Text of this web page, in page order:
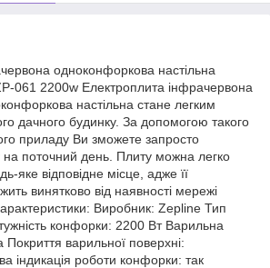
одноконфоркова настільна
061 2200w Електроплита інфрачервона
настільна стане легким
дачного будинку. За допомогою такого
приладу Ви зможете запросто
на поточний день. Плиту можна легко
яке відповідне місце, адже її
винятково від наявності мережі
Виробник: Zepline Тип
конфорки: 2200 Вт Варильна
Покриття варильної поверхні:
індикація роботи конфорки: так